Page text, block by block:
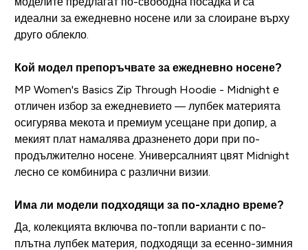
идеални за ежедневно носене или за слоиране върху
друго облекло.
Кой модел препоръчвате за ежедневно носене?
MP Women's Basics Zip Through Hoodie - Midnight е
отличен избор за ежедневието — лупбек материята
осигурява мекота и премиум усещане при допир, а
мекият плат намалява дразненето дори при по-
продължително носене. Универсалният цвят Midnight
лесно се комбинира с различни визии.
Има ли модели подходящи за по-хладно време?
Да, колекцията включва по-топли варианти с по-
плътна лупбек материя, подходящи за есенно-зимния